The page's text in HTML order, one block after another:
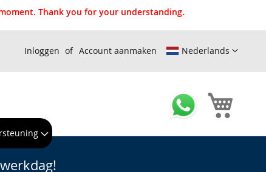
Thank you for your understanding.
Nederlands
Inloggen Account aanmaken